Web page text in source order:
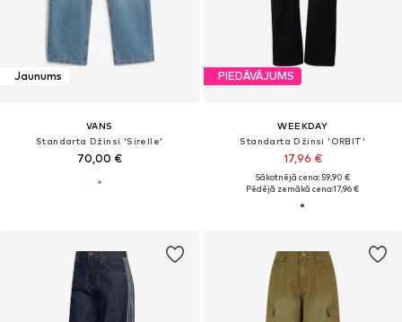
Jaunums
VANS
Standarta Džinsi 'Sirelle'
70,00 €
PIEDĀVĀJUMS
WEEKDAY
Standarta Džinsi 'ORBIT'
17,96 €
Sākotnējā cena: 59,90 €
Pēdējā zemākā cena:17,96 €